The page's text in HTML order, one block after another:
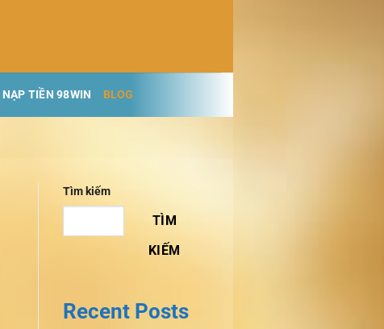
NẠP TIỀN 98WIN BLOG
Tìm kiếm
TÌM
KIẾM
Recent Posts